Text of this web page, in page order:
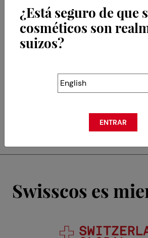
MS Swiss Cosmetics SA
Chemin de la Crêta 80
CH-1618 Châtel-St-Denis
Swisscos es
¿Está seguro de que
cosméticos son
suizos?
ENTRAR